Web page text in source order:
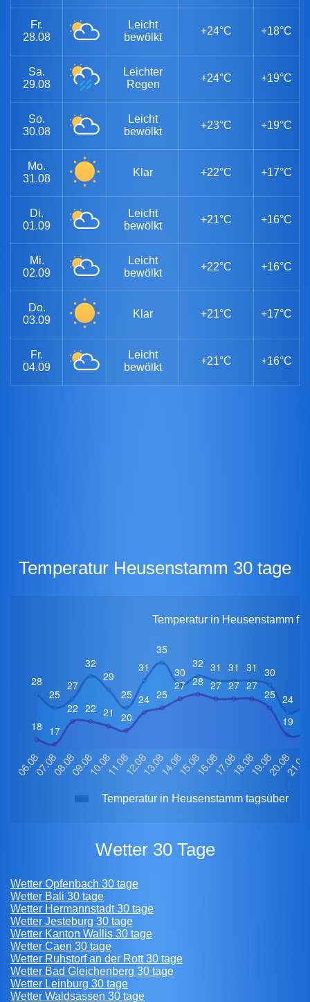
Fr.
28.08
Leicht
bewölkt
+24°C +18°C
Sa.
29.08
Leichter
Regen
+24°C +19°C
So.
30.08
Leicht
bewölkt
+23°C +19°C
Mo.
31.08
Klar +22°C +17°C
Di.
01.09
Leicht
bewölkt
+21°C +16°C
Mi.
02.09
Leicht
bewölkt
+22°C +16°C
Do.
03.09
Klar +21°C +17°C
Fr.
04.09
Leicht
bewölkt
+21°C +16°C
Temperatur Heusenstamm 30 tage
Temperatur in Heusenstamm
Temperatur in Heusenstamm tagsüber
Wetter 30 Tage
Wetter Opfenbach 30 tage
Wetter Bali 30 tage
Wetter Hermannstadt 30 tage
Wetter Jesteburg 30 tage
Wetter Kanton Wallis 30 tage
Wetter Caen 30 tage
Wetter Ruhstorf an der Rott 30 tage
Wetter Bad Gleichenberg 30 tage
Wetter Leinburg 30 tage
Wetter Waldsassen 30 tage